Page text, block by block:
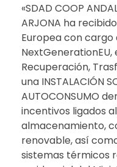
«SDAD COOP
ARJONA ha
Europea con cargo
Recuperación,
una INSTALACIÓN
AUTOCONSUMO
incentivos ligados
almacenamiento,
renovable, así
sistemas térmicos